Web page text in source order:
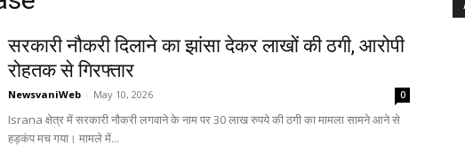
सरकारी नौकरी दिलाने का झांसा देकर लाखों की ठगी, आरोपी
रोहतक से गिरफ्तार
NewsvaniWeb - May 10, 2026 0
Israna क्षेत्र में सरकारी नौकरी लगवाने के नाम पर 30 लाख रुपये की ठगी का मामला सामने आने से
हड़कंप मच गया। मामले में...